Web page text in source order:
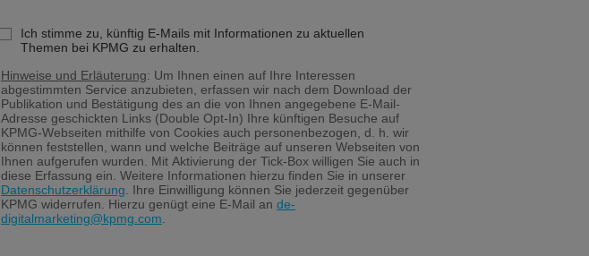
Hinweise und Erläuterung: Um Ihnen einen auf Ihre Interessen
abgestimmten Service anzubieten, erfassen wir nach dem Download der
Publikation und Bestätigung des an die von Ihnen angegebene E-Mail-
Adresse geschickten Links (Double Opt-In) Ihre künftigen Besuche auf
KPMG-Webseiten mithilfe von Cookies auch personenbezogen, d. h. wir
können feststellen, wann und welche Beiträge auf unseren Webseiten von
Ihnen aufgerufen wurden. Mit Aktivierung der Tick-Box willigen Sie auch in
diese Erfassung ein. Weitere Informationen hierzu finden Sie in unserer
Datenschutzerklärung . Ihre Einwilligung können Sie jederzeit gegenüber
KPMG widerrufen. Hierzu genügt eine E-Mail an de-
digitalmarketing@kpmg.com
Ich stimme zu, künftig E-Mails mit Informationen zu aktuellen
Themen bei KPMG zu erhalten.